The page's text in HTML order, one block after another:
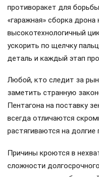
противоракет для
«гаражная» сборка
высокотехнологичный
ускорить по щелчку
деталь и каждый этап
Любой, кто следит за
заметить странную
Пентагона на поставку
всегда отличаются
растягиваются на долгие
Причины кроются в
сложности